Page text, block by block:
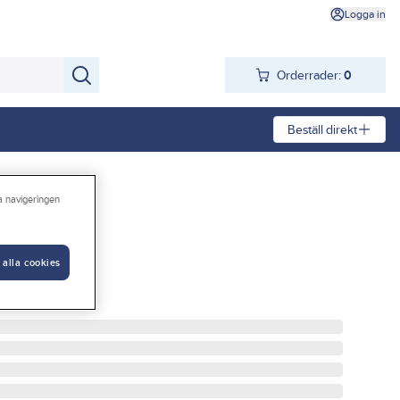
Logga in
Orderrader: 0
Beställ direkt
V
navigeringen
alla cookies